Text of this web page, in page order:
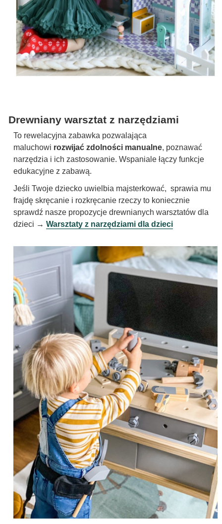
Drewniany warsztat z narzędziami
To rewelacyjna zabawka pozwalająca
maluchowi rozwijać zdolności manualne, poznawać
narzędzia i ich zastosowanie. Wspaniale łączy funkcje
edukacyjne z zabawą.
Jeśli Twoje dziecko uwielbia majsterkować, sprawia mu
frajdę skręcanie i rozkręcanie rzeczy to koniecznie
sprawdź nasze propozycje drewnianych warsztatów dla
dzieci → Warsztaty z narzędziami dla dzieci